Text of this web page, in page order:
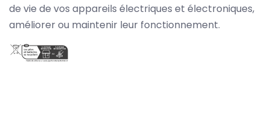
de vie de vos appareils électriques et électroniques,
améliorer ou maintenir leur fonctionnement.